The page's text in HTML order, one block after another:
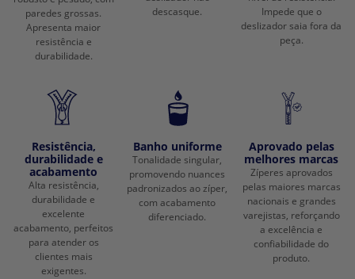
paredes grossas.
Apresenta maior
resistência e
durabilidade.
descasque.
Impede que o
deslizador saia fora da
peça.
Resistência,
durabilidade e
acabamento
Alta resistência,
durabilidade e
excelente
acabamento, perfeitos
para atender os
clientes mais
exigentes.
Banho uniforme
Tonalidade singular,
promovendo nuances
padronizados ao zíper,
com acabamento
diferenciado.
Aprovado pelas
melhores marcas
Zíperes aprovados
pelas maiores marcas
nacionais e grandes
varejistas, reforçando
a excelência e
confiabilidade do
produto.